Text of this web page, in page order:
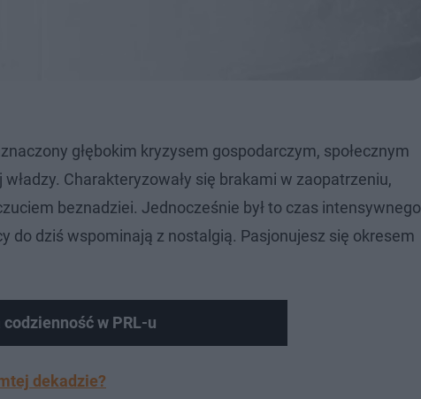
głębokim kryzysem gospodarczym, społecznym
Charakteryzowały się brakami w zaopatrzeniu,
beznadziei. Jednocześnie był to czas intensywnego
do dziś wspominają z nostalgią. Pasjonujesz się okresem
w PRL-u
dekadzie?